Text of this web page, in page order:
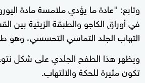
وتابع: "عادة ما يؤدي ملامسة مادة
في أوراق الكاجو والطبقة الزيتية بين
التهاب الجلد التماسي التحسسي، وهو
ويظهر هذا الطفح الجلدي على شكل
تكون مثيرة للحكة والالتهاب.